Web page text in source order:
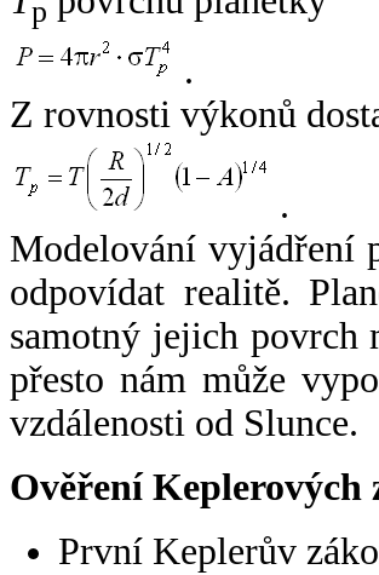
p
.
Z rovnosti výkonů
.
Modelování vyjádření
odpovídat realitě.
samotný jejich povrch
přesto nám může
vzdálenosti od Slunce.
Ověření
První Keplerův